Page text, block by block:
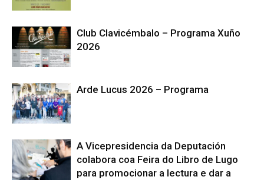
Club Clavicémbalo – Programa Xuño
2026
Arde Lucus 2026 – Programa
A Vicepresidencia da Deputación
colabora coa Feira do Libro de Lugo
para promocionar a lectura e dar a